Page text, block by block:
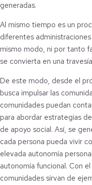
generadas.
Al mismo tiempo es un
diferentes
mismo modo, ni por tanto
se convierta en una
De este modo, desde el
busca impulsar las
comunidades puedan
para abordar estrategias
de apoyo social. Así, se
cada persona pueda vivir
elevada autonomía
autonomía funcional. Con
comunidades sirvan de